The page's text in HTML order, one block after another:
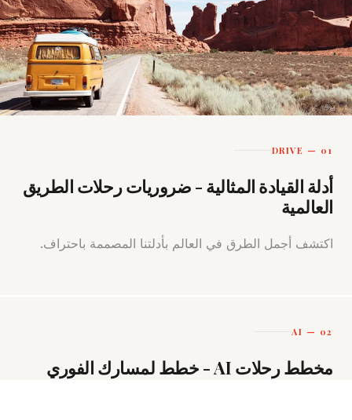
01 — DRIVE
أدلة القيادة المثالية - ضروريات رحلات الطريق
العالمية
اكتشف أجمل الطرق في العالم بأدلتنا المصممة باحتراف.
02 — AI
مخطط رحلات AI - خطط لمسارك الفوري